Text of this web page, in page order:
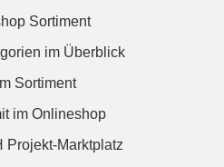
Sortiment
im Überblick
Sortiment
im Onlineshop
Projekt-Marktplatz